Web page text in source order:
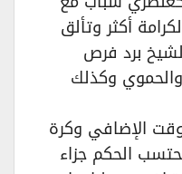
أكثر وتألق
برد فرص
وكذلك
الإضافي وكرة
الحكم جزاء